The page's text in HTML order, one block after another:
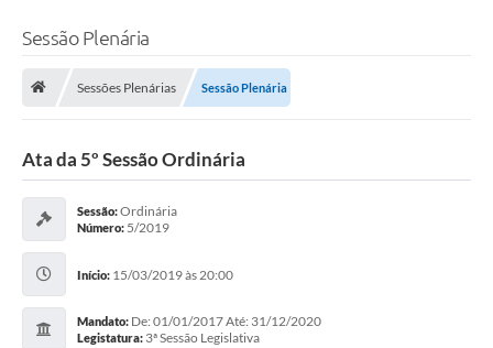
Sessão Plenária
Sessões Plenárias Sessão Plenária
Ata da 5º Sessão Ordinária
Sessão:Ordinária
Número: 5/2019
Início: 15/03/2019 às 20:00
Mandato: De: 01/01/2017 Até: 31/12/2020
Legistatura: 3ª Sessão Legislativa